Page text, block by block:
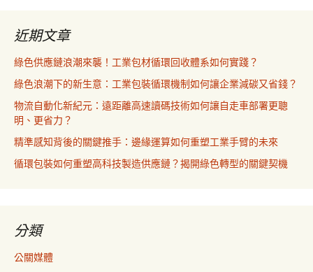
近期文章
綠色供應鏈浪潮來襲！工業包材循環回收體系如何實踐？
綠色浪潮下的新生意：工業包裝循環機制如何讓企業減碳又省錢？
物流自動化新紀元：遠距離高速讀碼技術如何讓自走車部署更聰
明、更省力？
精準感知背後的關鍵推手：邊緣運算如何重塑工業手臂的未來
循環包裝如何重塑高科技製造供應鏈？揭開綠色轉型的關鍵契機
分類
公關媒體